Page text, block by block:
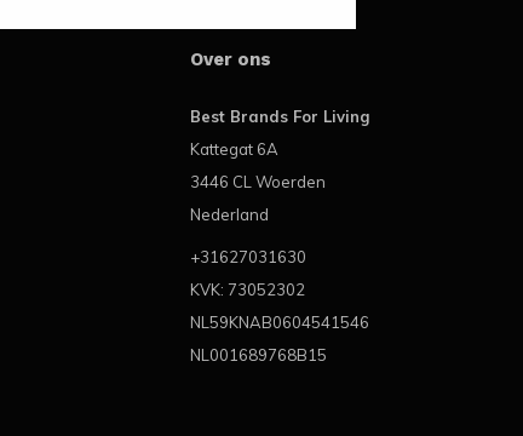
Over ons
Best Brands For Living
Kattegat 6A
3446 CL Woerden
Nederland
+31627031630
KVK: 73052302
NL59KNAB0604541546
NL001689768B15